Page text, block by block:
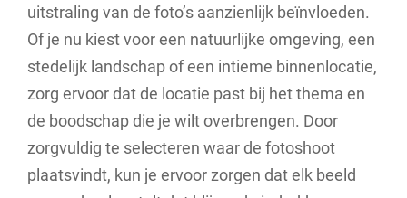
uitstraling van de foto’s aanzienlijk beïnvloeden.
Of je nu kiest voor een natuurlijke omgeving, een
stedelijk landschap of een intieme binnenlocatie,
zorg ervoor dat de locatie past bij het thema en
de boodschap die je wilt overbrengen. Door
zorgvuldig te selecteren waar de fotoshoot
plaatsvindt, kun je ervoor zorgen dat elk beeld